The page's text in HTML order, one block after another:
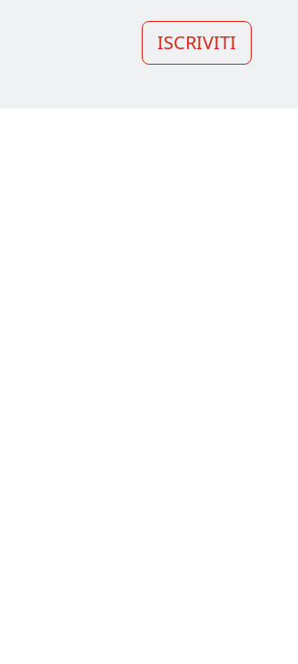
ISCRIVITI